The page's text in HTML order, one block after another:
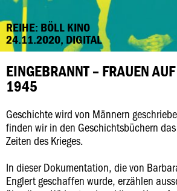
REIHE: BÖLL KINO
24.11.2020, DIGITAL
EINGEBRANNT – FRAUEN
1945
Geschichte wird von Männern
finden wir in den Geschichtsbüchern
Zeiten des Krieges.
In dieser Dokumentation, die von
Englert geschaffen wurde, erzählen